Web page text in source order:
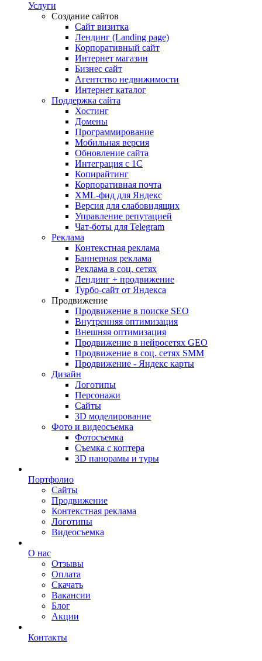
Услуги
Создание сайтов
Сайт визитка
Лендинг (Landing page)
Корпоративный сайт
Интернет магазин
Бизнес сайт
Агентство недвижимости
Интернет каталог
Поддержка сайта
Хостинг
Домены
Программирование
Мобильная версия
Обновление сайта
Интеграция с 1С
Копирайтинг
Корпоративная почта
XML-фид для Яндекс
Версия для слабовидящих
Управление репутацией
Чат-боты для Telegram
Реклама
Контекстная реклама
Баннерная реклама
Реклама в соц. сетях
Лендинг + продвижение
Турбо-сайт от Яндекса
Продвижение
Продвижение в поиске SEO
Внутренняя оптимизация
Внешняя оптимизация
Продвижение в нейросетях GEO
Продвижение в соц. сетях SMM
Продвижение - Яндекс карты
Дизайн
Логотипы
Персонажи
Сайты
3D моделирование
Фото и видеосъемка
Фотосъемка
Съемка с коптера
3D панорамы и туры
Портфолио
Сайты
Продвижение
Контекстная реклама
Логотипы
Видеосъемка
О нас
Отзывы
Оплата
Скачать
Вакансии
Блог
Акции
Контакты